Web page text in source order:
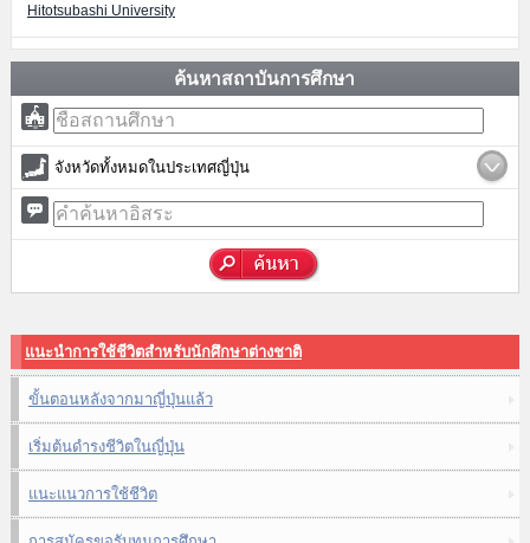
Hitotsubashi University
ค้นหาสถาบันการศึกษา
จังหวัดทั้งหมดในประเทศญี่ปุ่น
แนะนำการใช้ชีวิตสำหรับนักศึกษาต่างชาติ
ขั้นตอนหลังจากมาญี่ปุ่นแล้ว
เริ่มต้นดำรงชีวิตในญี่ปุ่น
แนะแนวการใช้ชีวิต